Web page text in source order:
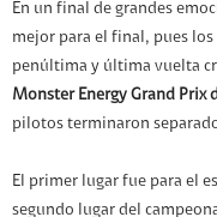
En un final de grandes
mejor para el final, pues
penúltima y última vuelta
Monster Energy Grand Prix
pilotos terminaron
El primer lugar fue para el
segundo lugar del